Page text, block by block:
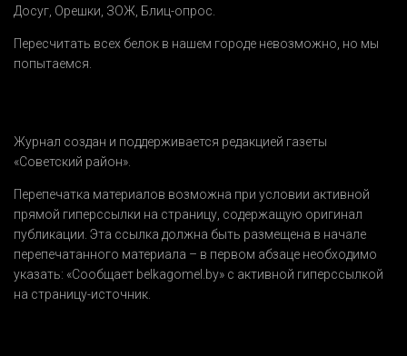
Досуг Орешки ЗОЖ Блиц-опрос
Пересчитать всех белок в нашем городе невозможно, но мы
попытаемся.
Журнал создан и поддерживается редакцией газеты
«Советский район».
Перепечатка материалов возможна при условии активной
прямой гиперссылки на страницу, содержащую оригинал
публикации. Эта ссылка должна быть размещена в начале
перепечатанного материала – в первом абзаце необходимо
указать: «Сообщает belkagomel.by» с активной гиперссылкой
на страницу-источник.